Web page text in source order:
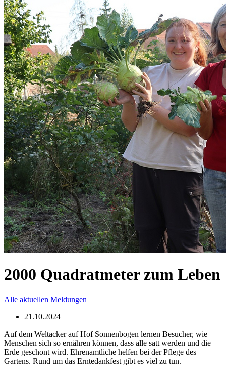
2000 Quadratmeter zum Leben
Alle aktuellen Meldungen
21.10.2024
Auf dem Weltacker auf Hof Sonnenbogen lernen Besucher, wie
Menschen sich so ernähren können, dass alle satt werden und die
Erde geschont wird. Ehrenamtliche helfen bei der Pflege des
Gartens. Rund um das Erntedankfest gibt es viel zu tun.